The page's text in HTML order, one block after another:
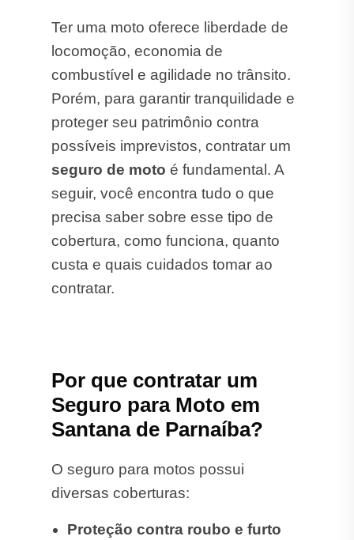
Ter uma moto oferece liberdade de
locomoção, economia de
combustível e agilidade no trânsito.
Porém, para garantir tranquilidade e
proteger seu patrimônio contra
possíveis imprevistos, contratar um
seguro de moto é fundamental. A
seguir, você encontra tudo o que
precisa saber sobre esse tipo de
cobertura, como funciona, quanto
custa e quais cuidados tomar ao
contratar.
Por que contratar um
Seguro para Moto em
Santana de Parnaíba?
O seguro para motos possui
diversas coberturas:
Proteção contra roubo e furto